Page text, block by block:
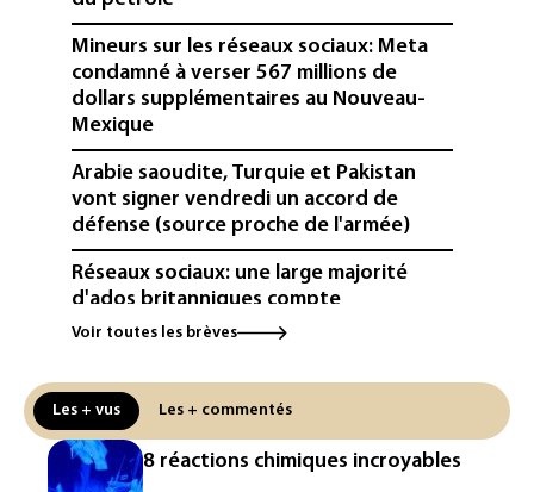
Mineurs sur les réseaux sociaux: Meta
condamné à verser 567 millions de
dollars supplémentaires au Nouveau-
Mexique
Arabie saoudite, Turquie et Pakistan
vont signer vendredi un accord de
défense (source proche de l'armée)
Réseaux sociaux: une large majorité
d'ados britanniques compte
contourner le couvre-feu (sondage)
un matériau clé dominé par la Chine
Les Etats-Unis veulent contrôler la
production d'un composant des
Voir toutes les brèves
Les + vus Les + commentés
8 réactions chimiques incroyables